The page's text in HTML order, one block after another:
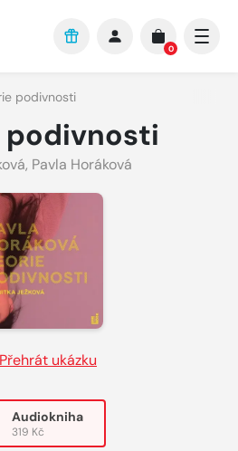
0
podivnosti
podivnosti
, Pavla Horáková
Přehrát ukázku
Audiokniha
319 Kč